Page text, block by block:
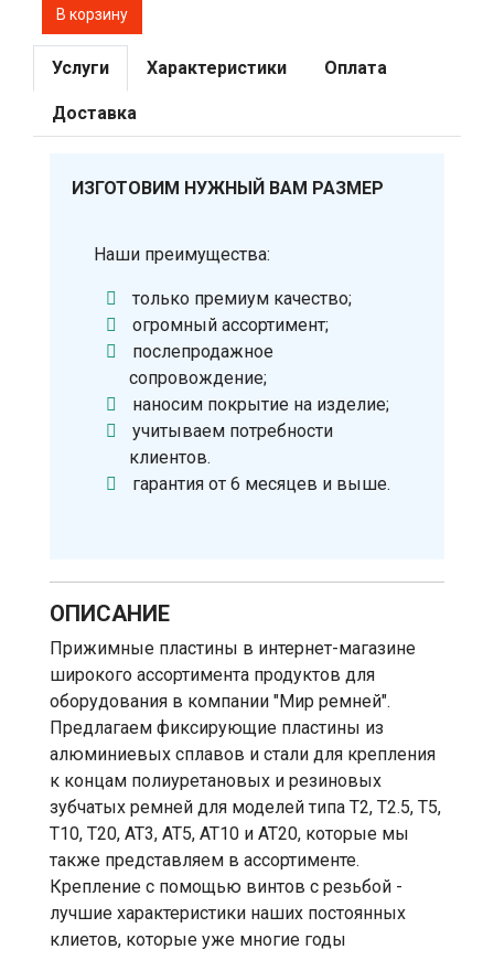
Услуги Характеристики Оплата
Доставка
ИЗГОТОВИМ НУЖНЫЙ ВАМ РАЗМЕР
Наши преимущества:
только премиум качество;
огромный ассортимент;
послепродажное
сопровождение;
наносим покрытие на изделие;
учитываем потребности
клиентов.
гарантия от 6 месяцев и выше.
ОПИСАНИЕ
Прижимные пластины в интернет-магазине
широкого ассортимента продуктов для
оборудования в компании "Мир ремней".
Предлагаем фиксирующие пластины из
алюминиевых сплавов и стали для крепления
к концам полиуретановых и резиновых
зубчатых ремней для моделей типа T2, T2.5, T5,
T10, T20, AT3, AT5, AT10 и AT20, которые мы
также представляем в ассортименте.
Крепление с помощью винтов с резьбой -
лучшие характеристики наших постоянных
клиетов, которые уже многие годы